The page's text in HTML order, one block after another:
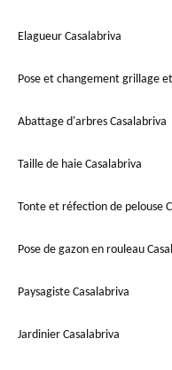
Elagueur Casalabriva
Pose et changement grillage
Abattage d'arbres Casalabriva
Taille de haie Casalabriva
Tonte et réfection de pelouse
Pose de gazon en rouleau
Paysagiste Casalabriva
Jardinier Casalabriva